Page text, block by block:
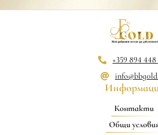
+359 894 448
Контакти
Общи